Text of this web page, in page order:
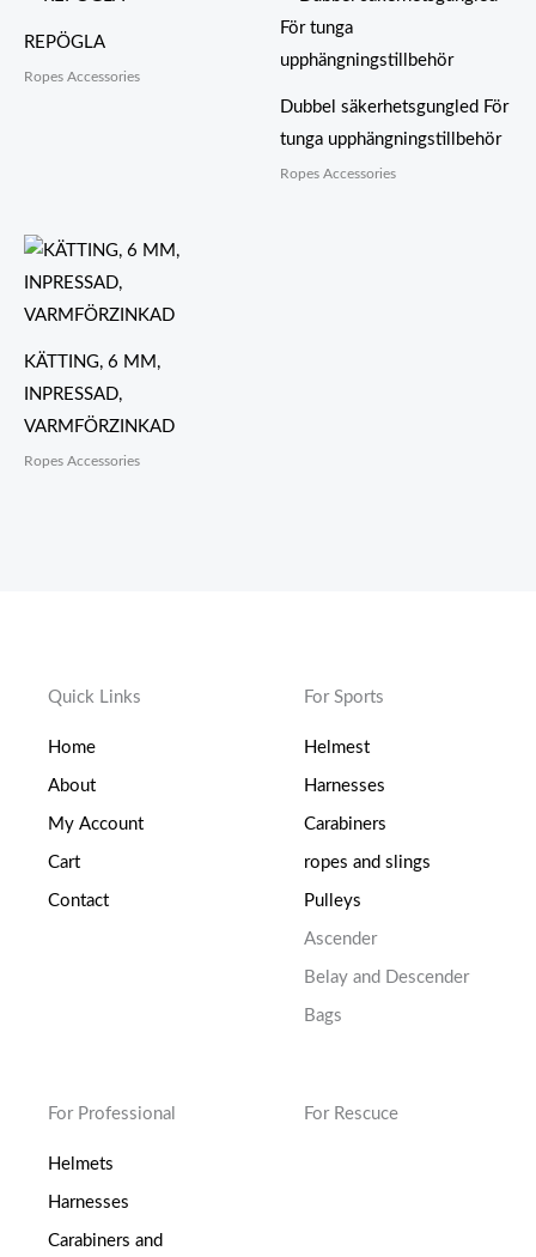
REPÖGLA
Ropes Accessories
Dubbel säkerhetsgungled För
tunga upphängningstillbehör
Ropes Accessories
KÄTTING, 6 MM,
INPRESSAD,
VARMFÖRZINKAD
Ropes Accessories
Quick Links
Home
About
My Account
Cart
Contact
For Sports
Helmest
Harnesses
Carabiners
ropes and slings
Pulleys
Ascender
Belay and Descender
Bags
For Professional
Helmets
Harnesses
Carabiners and
For Rescuce